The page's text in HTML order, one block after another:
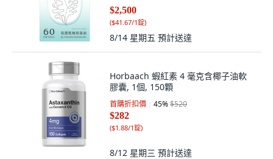
$2,500
($41.67/1錠)
8/14 星期五 預計送達
Horbaach 蝦紅素 4 毫克含椰子油軟
膠囊, 1個, 150顆
首購折扣價 45%$520
$282
($1.88/1錠)
8/12 星期三 預計送達